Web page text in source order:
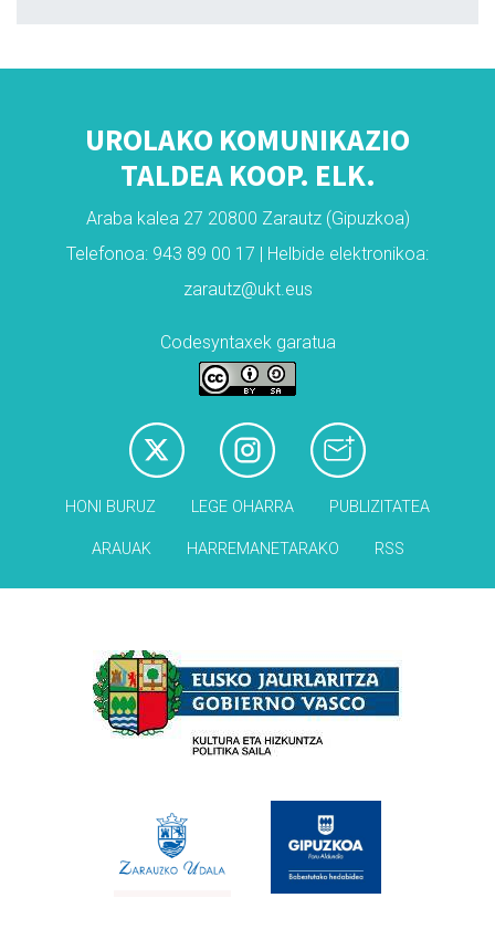
UROLAKO KOMUNIKAZIO
TALDEA KOOP. ELK.
Araba kalea 27 20800 Zarautz (Gipuzkoa)
Telefonoa: 943 89 00 17 | Helbide elektronikoa:
zarautz@ukt.eus
Codesyntaxek garatua
HONI BURUZ LEGE OHARRA PUBLIZITATEA
ARAUAK HARREMANETARAKO RSS